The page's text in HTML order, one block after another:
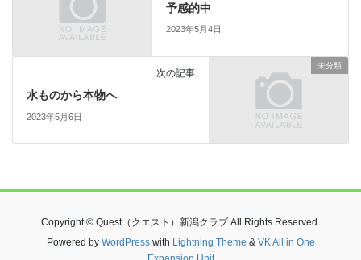
予感的中
2023年5月4日
未分類
次の記事
水ものから本物へ
2023年5月6日
Copyright © Quest（クエスト）新潟クラブ All Rights Reserved.
Powered by WordPresswith Lightning Theme & VK All in One